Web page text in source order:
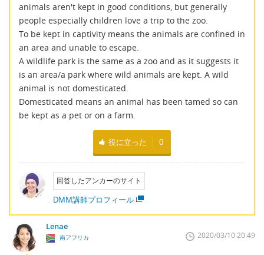
animals aren't kept in good conditions, but generally
people especially children love a trip to the zoo.
To be kept in captivity means the animals are confined in
an area and unable to escape.
A wildlife park is the same as a zoo and as it suggests it
is an area/a park where wild animals are kept. A wild
animal is not domesticated.
Domesticated means an animal has been tamed so can
be kept as a pet or on a farm.
役に立った 0
回答したアンカーのサイト
DMM講師プロフィール
Lenae
南アフリカ 2020/03/10 20:49